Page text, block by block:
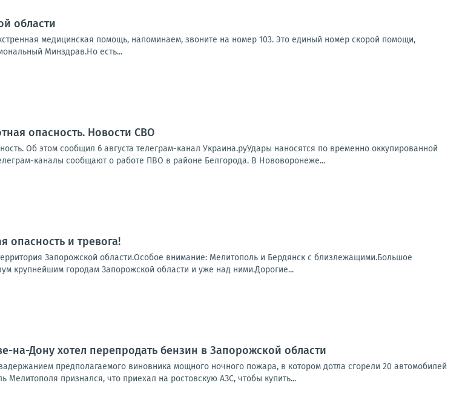
области
медицинская помощь, напоминаем, звоните на номер 103. Это единый номер скорой помощи,
Минздрав.Но есть...
опасность. Новости СВО
Об этом сообщил 6 августа телеграм-канал Украина.руУдары наносятся по временно оккупированной
каналы сообщают о работе ПВО в районе Белгорода. В Нововоронеже...
опасность и тревога!
Запорожской области.Особое внимание: Мелитополь и Бердянск с близлежащими.Большое
крупнейшим городам Запорожской области и уже над ними.Дорогие...
на-Дону хотел перепродать бензин в Запорожской области
предполагаемого виновника мощного ночного пожара, в котором дотла сгорели 20 автомобилей
Мелитополя признался, что приехал на ростовскую АЗС, чтобы купить...